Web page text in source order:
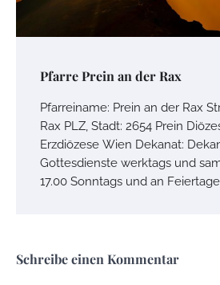
Pfarre Prein an der Rax
Pfarreiname: Prein an der Rax
Rax PLZ, Stadt: 2654 Prein
Erzdiözese Wien Dekanat:
Gottesdienste werktags und
17.00 Sonntags und an
Schreibe einen Kommentar